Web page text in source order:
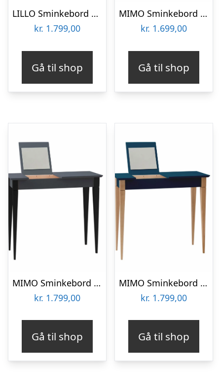
LILLO Sminkebord med spejl 85x35cm Sort
kr. 1.799,00
Gå til shop
MIMO Sminkebord med spejl 85x35cm Antik pink
kr. 1.699,00
Gå til shop
MIMO Sminkebord med spejl – 85×35 cm sorte ben / grafit
kr. 1.799,00
Gå til shop
MIMO Sminkebord med spejl – 85x35cm Petrolblå
kr. 1.799,00
Gå til shop